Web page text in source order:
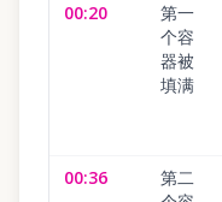
00:20
第一
个容
器被
填满
00:36
第二